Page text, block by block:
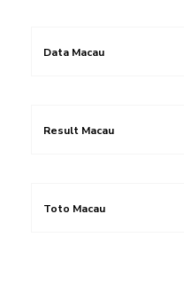
Data Macau
Result Macau
Toto Macau